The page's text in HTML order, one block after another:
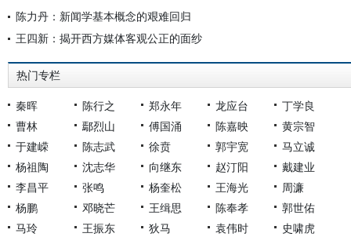
陈力丹：新闻学基本概念的艰难回归
王四新：揭开西方媒体客观公正的面纱
热门专栏
秦晖 陈行之 郑永年 龙应台
丁学良
曹林
鄢烈山 傅国涌 陈嘉映
黄宗智
于建嵘
陈志武 徐贲 郭宇宽
马立诚
杨祖陶
沈志华 向继东 赵汀阳
戴建业
李昌平
张鸣 杨奎松 王海光
周濂
杨鹏
邓晓芒 王缉思 陈奉孝
郭世佑
马玲
王振东 狄马 袁伟时 史啸虎